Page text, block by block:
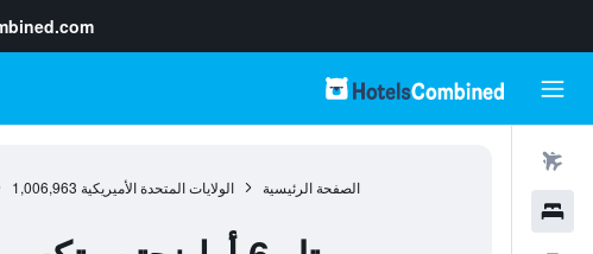
الصفحة الرئيسية الولايات المتحدة الأميريكية 1,006,963